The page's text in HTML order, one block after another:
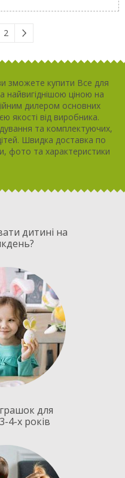
2
зможете купити Все для
найвигіднішою ціною на
дилером основних
якості від виробника.
та комплектуючих,
Швидка доставка по
фото та характеристики
дитині на
для
4-х років